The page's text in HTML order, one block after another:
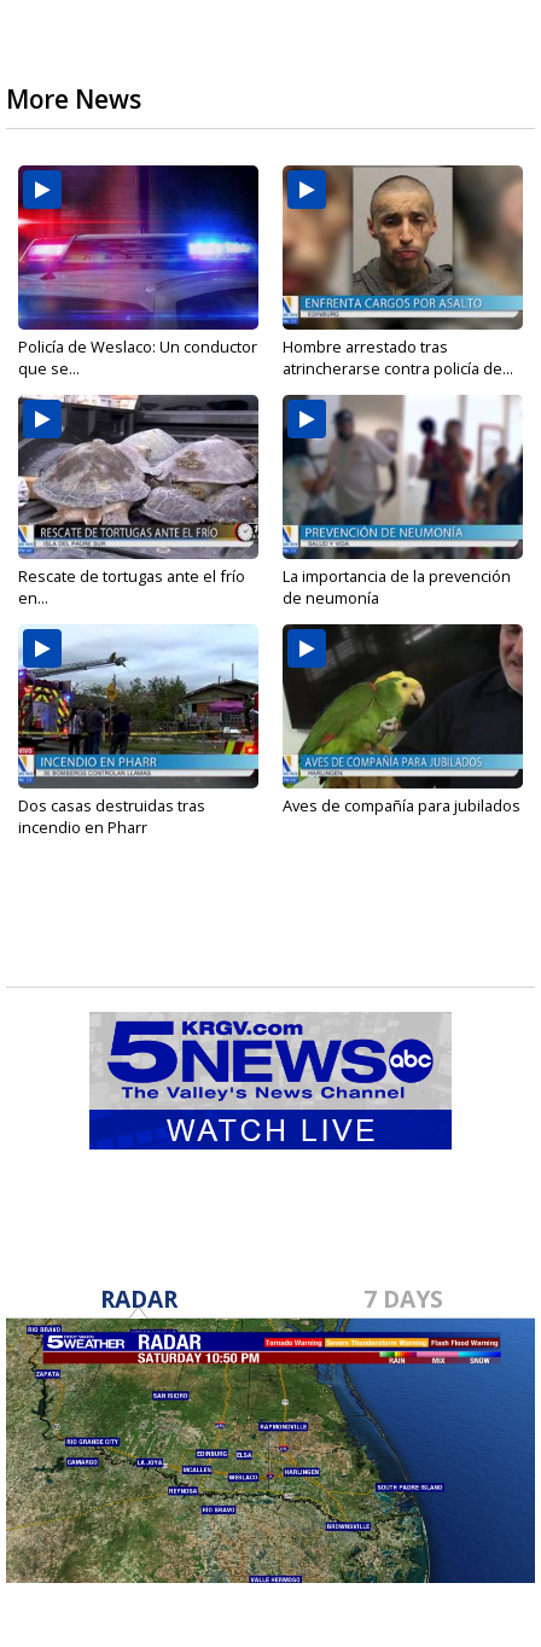
More News
Policía de Weslaco: Un conductor
que se...
Hombre arrestado tras
atrincherarse contra policía de...
Rescate de tortugas ante el frío
en...
La importancia de la prevención
de neumonía
Dos casas destruidas tras
incendio en Pharr
Aves de compañía para jubilados
RADAR 7 DAYS